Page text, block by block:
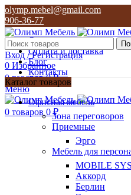
olymp.mebel@gmail.com
906-36-77
О нас
Оплата и доставка
Блог
Контакты
906-
Вход / Регистрация
0 Избранное
0товаров 0₽
Меню
0 товаров 0₽
Каталог товаров
Офисная мебель
Зона переговоров
Приемные
Эрго
Мебель для
MOBILE
Аккорд
Берлин